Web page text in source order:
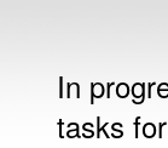
In
tasks